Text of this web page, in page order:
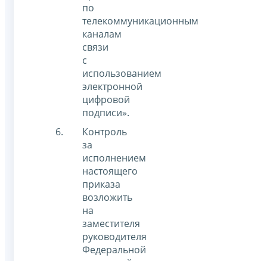
по
телекоммуникационным
каналам
связи
с
использованием
электронной
цифровой
подписи».
Контроль
за
исполнением
настоящего
приказа
возложить
на
заместителя
руководителя
Федеральной